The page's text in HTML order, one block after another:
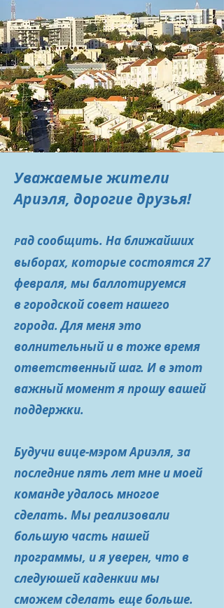
Уважаемые жители
Ариэля, дорогие друзья!
Рад сообщить. На ближайших
выборах, которые состоятся 27
февраля, мы баллотируемся
в городской совет нашего
города. Для меня это
волнительный и в тоже время
ответственный шаг. И в этот
важный момент я прошу вашей
поддержки.
Будучи вице-мэром Ариэля, за
последние пять лет мне и моей
команде удалось многое
сделать. Мы реализовали
большую часть нашей
программы, и я уверен, что в
следуюшей каденкии мы
сможем сделать еще больше.